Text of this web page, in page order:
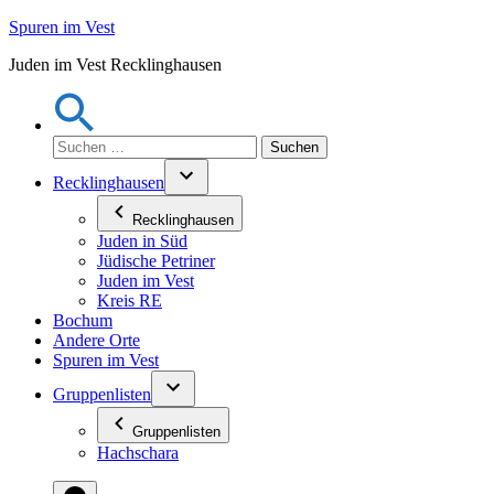
Zum
springen
Spuren im Vest
Juden im Vest Recklinghausen
Suchen
nach:
Recklinghausen
Recklinghausen
Juden in Süd
Jüdische Petriner
Juden im Vest
Kreis RE
Bochum
Andere Orte
Spuren im Vest
Gruppenlisten
Gruppenlisten
Hachschara